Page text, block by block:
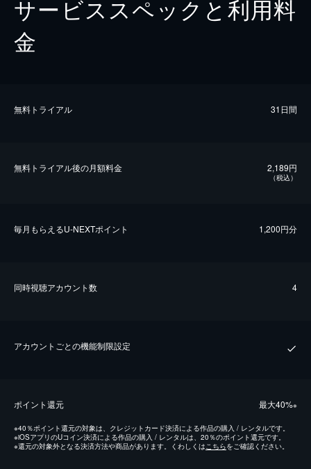
サービススペックと利用料
金
無料トライアル 31日間
無料トライアル後の⽉額料金 2,189円
（税込）
毎⽉もらえるU-NEXTポイント 1,200円分
同時視聴アカウント数 4
アカウントごとの機能制限設定
ポイント還元 最⼤40%※
※40％ポイント還元の対象は、クレジットカード決済による作品の購入 / レンタルです。
※iOSアプリのUコイン決済による作品の購入 / レンタルは、20％のポイント還元です。
※還元の対象外となる決済方法や商品があります。くわしくはこちらをご確認ください。